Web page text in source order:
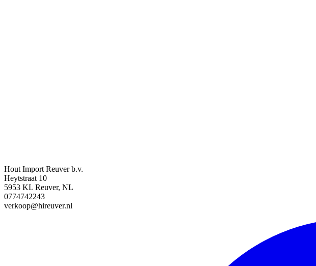
Hout Import Reuver b.v.
Heytstraat 10
5953 KL Reuver, NL
0774742243
verkoop@hireuver.nl